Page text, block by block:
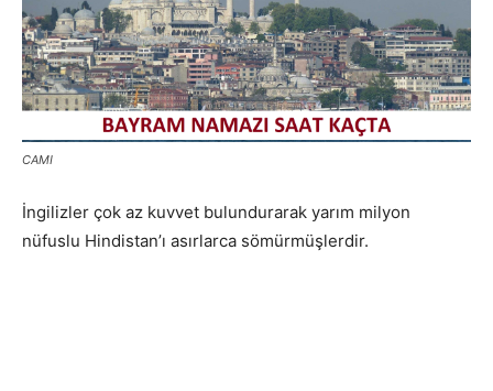
CAMI
İngilizler çok az kuvvet bulundurarak yarım milyon
nüfuslu Hindistan’ı asırlarca sömürmüşlerdir.